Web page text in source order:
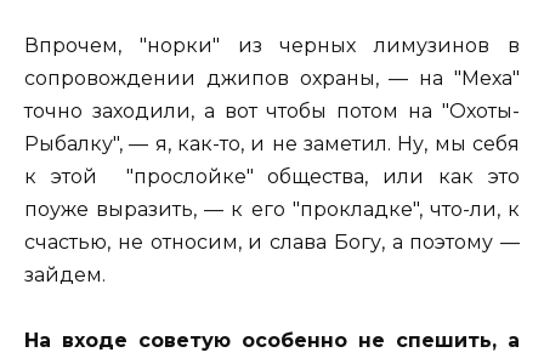
Впрочем, "норки" из черных лимузинов в
сопровождении джипов охраны, — на "Меха"
точно заходили, а вот чтобы потом на "Охоты-
Рыбалку", — я, как-то, и не заметил. Ну, мы себя
к этой "прослойке" общества, или как это
поуже выразить, — к его "прокладке", что-ли, к
счастью, не относим, и слава Богу, а поэтому —
зайдем.
На входе советую особенно не спешить, а